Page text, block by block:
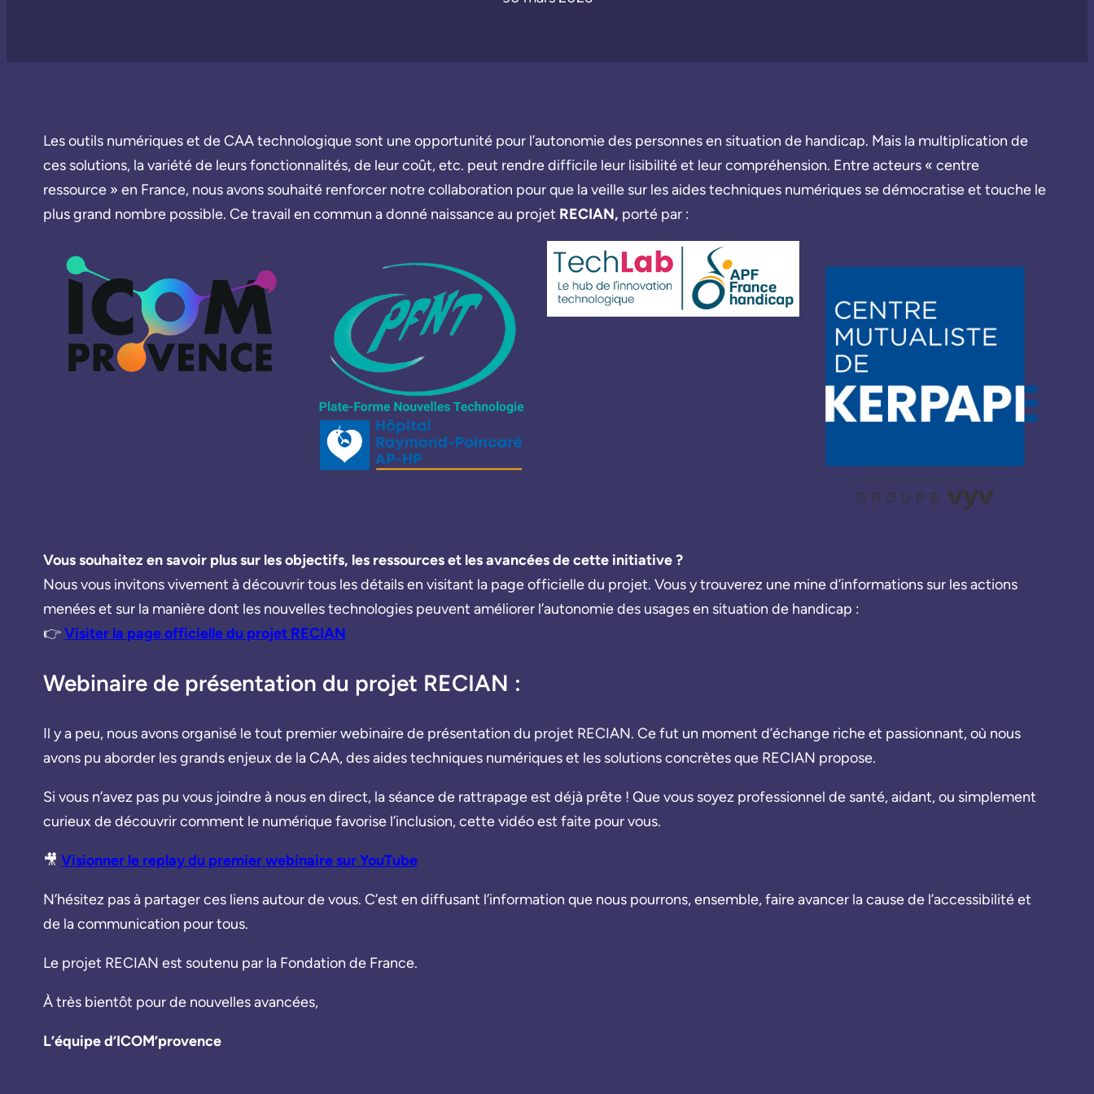
Les outils numériques et de CAA technologique sont une opportunité pour l’autonomie des personnes en situation de handicap. Mais la multiplication de
ces solutions, la variété de leurs fonctionnalités, de leur coût, etc. peut rendre difficile leur lisibilité et leur compréhension. Entre acteurs « centre
ressource » en France, nous avons souhaité renforcer notre collaboration pour que la veille sur les aides techniques numériques se démocratise et touche le
plus grand nombre possible. Ce travail en commun a donné naissance au projet RECIAN, porté par :
Vous souhaitez en savoir plus sur les objectifs, les ressources et les avancées de cette initiative ?
Nous vous invitons vivement à découvrir tous les détails en visitant la page officielle du projet. Vous y trouverez une mine d’informations sur les actions
menées et sur la manière dont les nouvelles technologies peuvent améliorer l’autonomie des usages en situation de handicap :
👉Visiter la page officielle du projet RECIAN
Webinaire de présentation du projet RECIAN :
Il y a peu, nous avons organisé le tout premier webinaire de présentation du projet RECIAN. Ce fut un moment d’échange riche et passionnant, où nous
avons pu aborder les grands enjeux de la CAA, des aides techniques numériques et les solutions concrètes que RECIAN propose.
Si vous n’avez pas pu vous joindre à nous en direct, la séance de rattrapage est déjà prête ! Que vous soyez professionnel de santé, aidant, ou simplement
curieux de découvrir comment le numérique favorise l’inclusion, cette vidéo est faite pour vous.
🎥 Visionner le replay du premier webinaire sur YouTube
N’hésitez pas à partager ces liens autour de vous. C’est en diffusant l’information que nous pourrons, ensemble, faire avancer la cause de l’accessibilité et
de la communication pour tous.
Le projet RECIAN est soutenu par la Fondation de France.
À très bientôt pour de nouvelles avancées,
L’équipe d’ICOM’provence